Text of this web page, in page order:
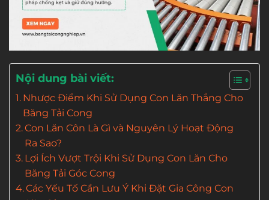
Nội dung bài viết:
Nhược Điểm Khi Sử Dụng Con Lăn Thẳng Cho
Băng Tải Cong
Con Lăn Côn Là Gì và Nguyên Lý Hoạt Động
Ra Sao?
Lợi Ích Vượt Trội Khi Sử Dụng Con Lăn Cho
Băng Tải Góc Cong
Các Yếu Tố Cần Lưu Ý Khi Đặt Gia Công Con